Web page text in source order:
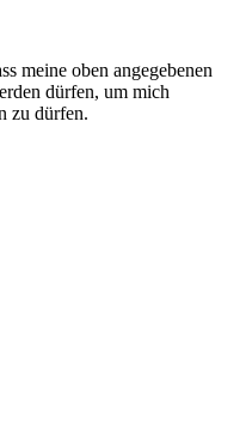
meine oben angegebenen
dürfen, um mich
zu dürfen.